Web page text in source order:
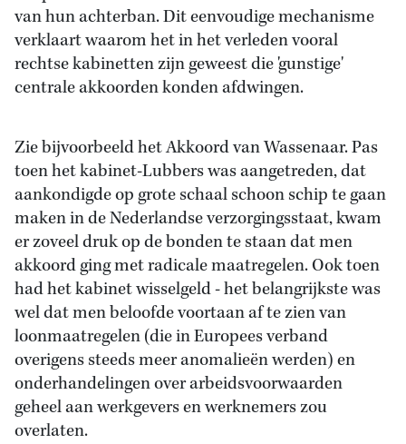
van hun achterban. Dit eenvoudige mechanisme
verklaart waarom het in het verleden vooral
rechtse kabinetten zijn geweest die 'gunstige'
centrale akkoorden konden afdwingen.
Zie bijvoorbeeld het Akkoord van Wassenaar. Pas
toen het kabinet-Lubbers was aangetreden, dat
aankondigde op grote schaal schoon schip te gaan
maken in de Nederlandse verzorgingsstaat, kwam
er zoveel druk op de bonden te staan dat men
akkoord ging met radicale maatregelen. Ook toen
had het kabinet wisselgeld - het belangrijkste was
wel dat men beloofde voortaan af te zien van
loonmaatregelen (die in Europees verband
overigens steeds meer anomalieën werden) en
onderhandelingen over arbeidsvoorwaarden
geheel aan werkgevers en werknemers zou
overlaten.